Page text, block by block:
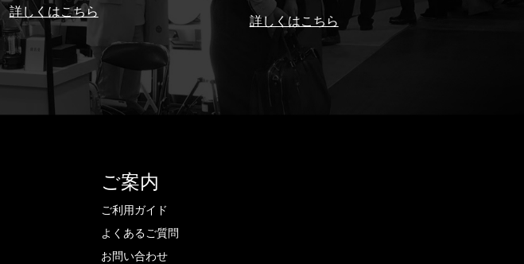
詳しくはこちら
詳しくはこちら
ご案内
ご利用ガイド
よくあるご質問
お問い合わせ